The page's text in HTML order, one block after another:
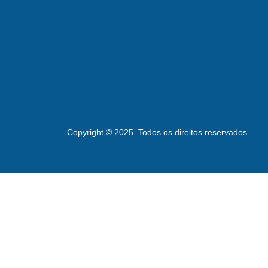
Copyright © 2025. Todos os direitos reservados.